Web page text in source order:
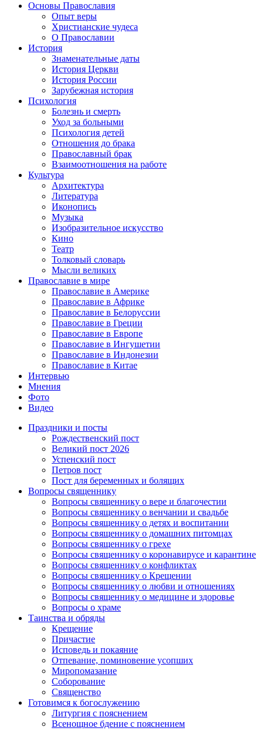
Основы Православия
Опыт веры
Христианские чудеса
О Православии
История
Знаменательные даты
История Церкви
История России
Зарубежная история
Психология
Болезнь и смерть
Уход за больными
Психология детей
Отношения до брака
Православный брак
Взаимоотношения на работе
Культура
Архитектура
Литература
Иконопись
Музыка
Изобразительное искусство
Кино
Театр
Толковый словарь
Мысли великих
Православие в мире
Православие в Америке
Православие в Африке
Православие в Белоруссии
Православие в Греции
Православие в Европе
Православие в Ингушетии
Православие в Индонезии
Православие в Китае
Интервью
Мнения
Фото
Видео
Праздники и посты
Рождественский пост
Великий пост 2026
Успенский пост
Петров пост
Пост для беременных и болящих
Вопросы священнику
Вопросы священнику о вере и благочестии
Вопросы священнику о венчании и свадьбе
Вопросы священнику о детях и воспитании
Вопросы священнику о домашних питомцах
Вопросы священнику о грехе
Вопросы священнику о коронавирусе и карантине
Вопросы священнику о конфликтах
Вопросы священнику о Крещении
Вопросы священнику о любви и отношениях
Вопросы священнику о медицине и здоровье
Вопросы о храме
Таинства и обряды
Крещение
Причастие
Исповедь и покаяние
Отпевание, поминовение усопших
Миропомазание
Соборование
Священство
Готовимся к богослужению
Литургия с пояснением
Всенощное бдение с пояснением